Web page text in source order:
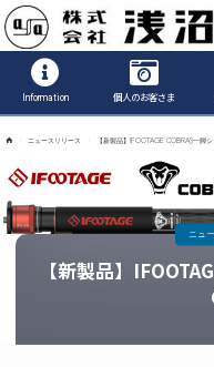
Information 個人のお客さま
ニュースリリース 【新製品】IFOOTAGE COBRA3一脚
【新製品】
ニュ